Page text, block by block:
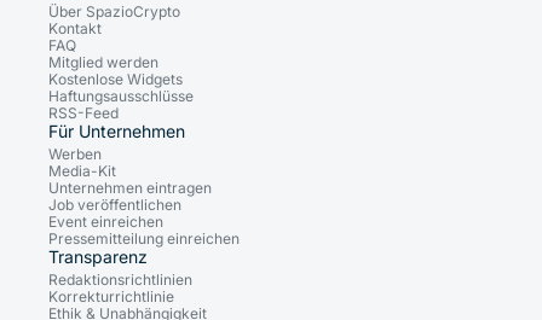
Über SpazioCrypto
Kontakt
FAQ
Mitglied werden
Kostenlose Widgets
Haftungsausschlüsse
RSS-Feed
Für Unternehmen
Werben
Media-Kit
Unternehmen eintragen
Job veröffentlichen
Event einreichen
Pressemitteilung einreichen
Transparenz
Redaktionsrichtlinien
Korrekturrichtlinie
Ethik & Unabhängigkeit